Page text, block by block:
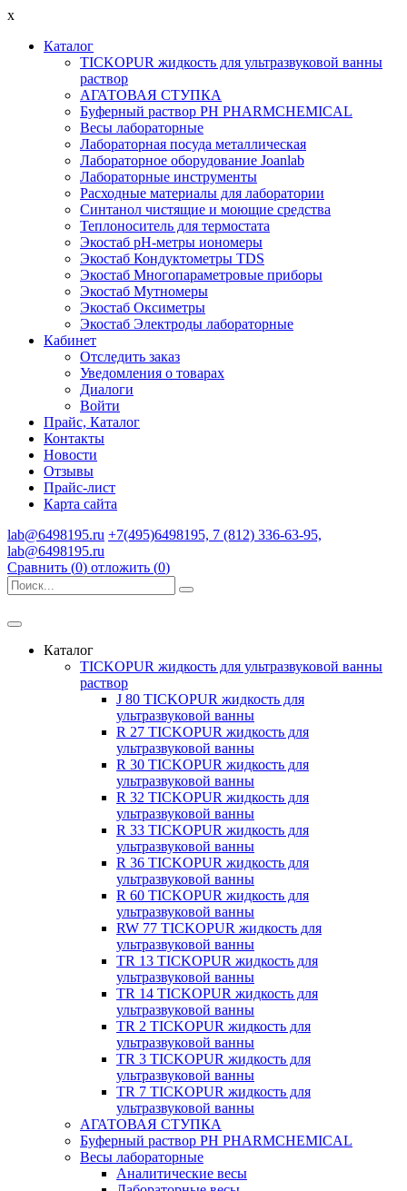
x
Каталог
TICKOPUR жидкость для ультразвуковой ванны
раствор
АГАТОВАЯ СТУПКА
Буферный раствор PH PHARMCHEMICAL
Весы лабораторные
Лабораторная посуда металлическая
Лабораторное оборудование Joanlab
Лабораторные инструменты
Расходные материалы для лаборатории
Синтанол чистящие и моющие средства
Теплоноситель для термостата
Экостаб pH-метры иономеры
Экостаб Кондуктометры TDS
Экостаб Многопараметровые приборы
Экостаб Мутномеры
Экостаб Оксиметры
Экостаб Электроды лабораторные
Кабинет
Отследить заказ
Уведомления о товарах
Диалоги
Войти
Прайс, Каталог
Контакты
Новости
Отзывы
Прайс-лист
Карта сайта
lab@6498195.ru +7(495)6498195, 7 (812) 336-63-95,
lab@6498195.ru
Сравнить (0) отложить (0)
Каталог
TICKOPUR жидкость для ультразвуковой ванны
раствор
J 80 TICKOPUR жидкость для
ультразвуковой ванны
R 27 TICKOPUR жидкость для
ультразвуковой ванны
R 30 TICKOPUR жидкость для
ультразвуковой ванны
R 32 TICKOPUR жидкость для
ультразвуковой ванны
R 33 TICKOPUR жидкость для
ультразвуковой ванны
R 36 TICKOPUR жидкость для
ультразвуковой ванны
R 60 TICKOPUR жидкость для
ультразвуковой ванны
RW 77 TICKOPUR жидкость для
ультразвуковой ванны
TR 13 TICKOPUR жидкость для
ультразвуковой ванны
TR 14 TICKOPUR жидкость для
ультразвуковой ванны
TR 2 TICKOPUR жидкость для
ультразвуковой ванны
TR 3 TICKOPUR жидкость для
ультразвуковой ванны
TR 7 TICKOPUR жидкость для
ультразвуковой ванны
АГАТОВАЯ СТУПКА
Буферный раствор PH PHARMCHEMICAL
Весы лабораторные
Аналитические весы